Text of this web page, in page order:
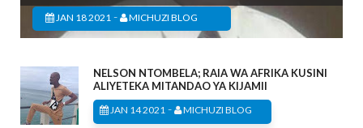
JAN 18 2021 - MICHUZI BLOG
NELSON NTOMBELA; RAIA WA AFRIKA KUSINI
ALIYETEKA MITANDAO YA KIJAMII
JAN 14 2021 - MICHUZI BLOG